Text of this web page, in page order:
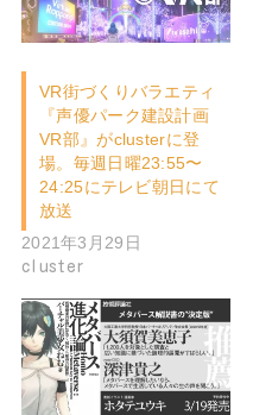
VR街づくりバラエティ
『声優パーク建設計画
VR部』がclusterに登
場。毎週日曜23:55〜
24:25にテレビ朝日にて
放送
2021年3月29日
cluster